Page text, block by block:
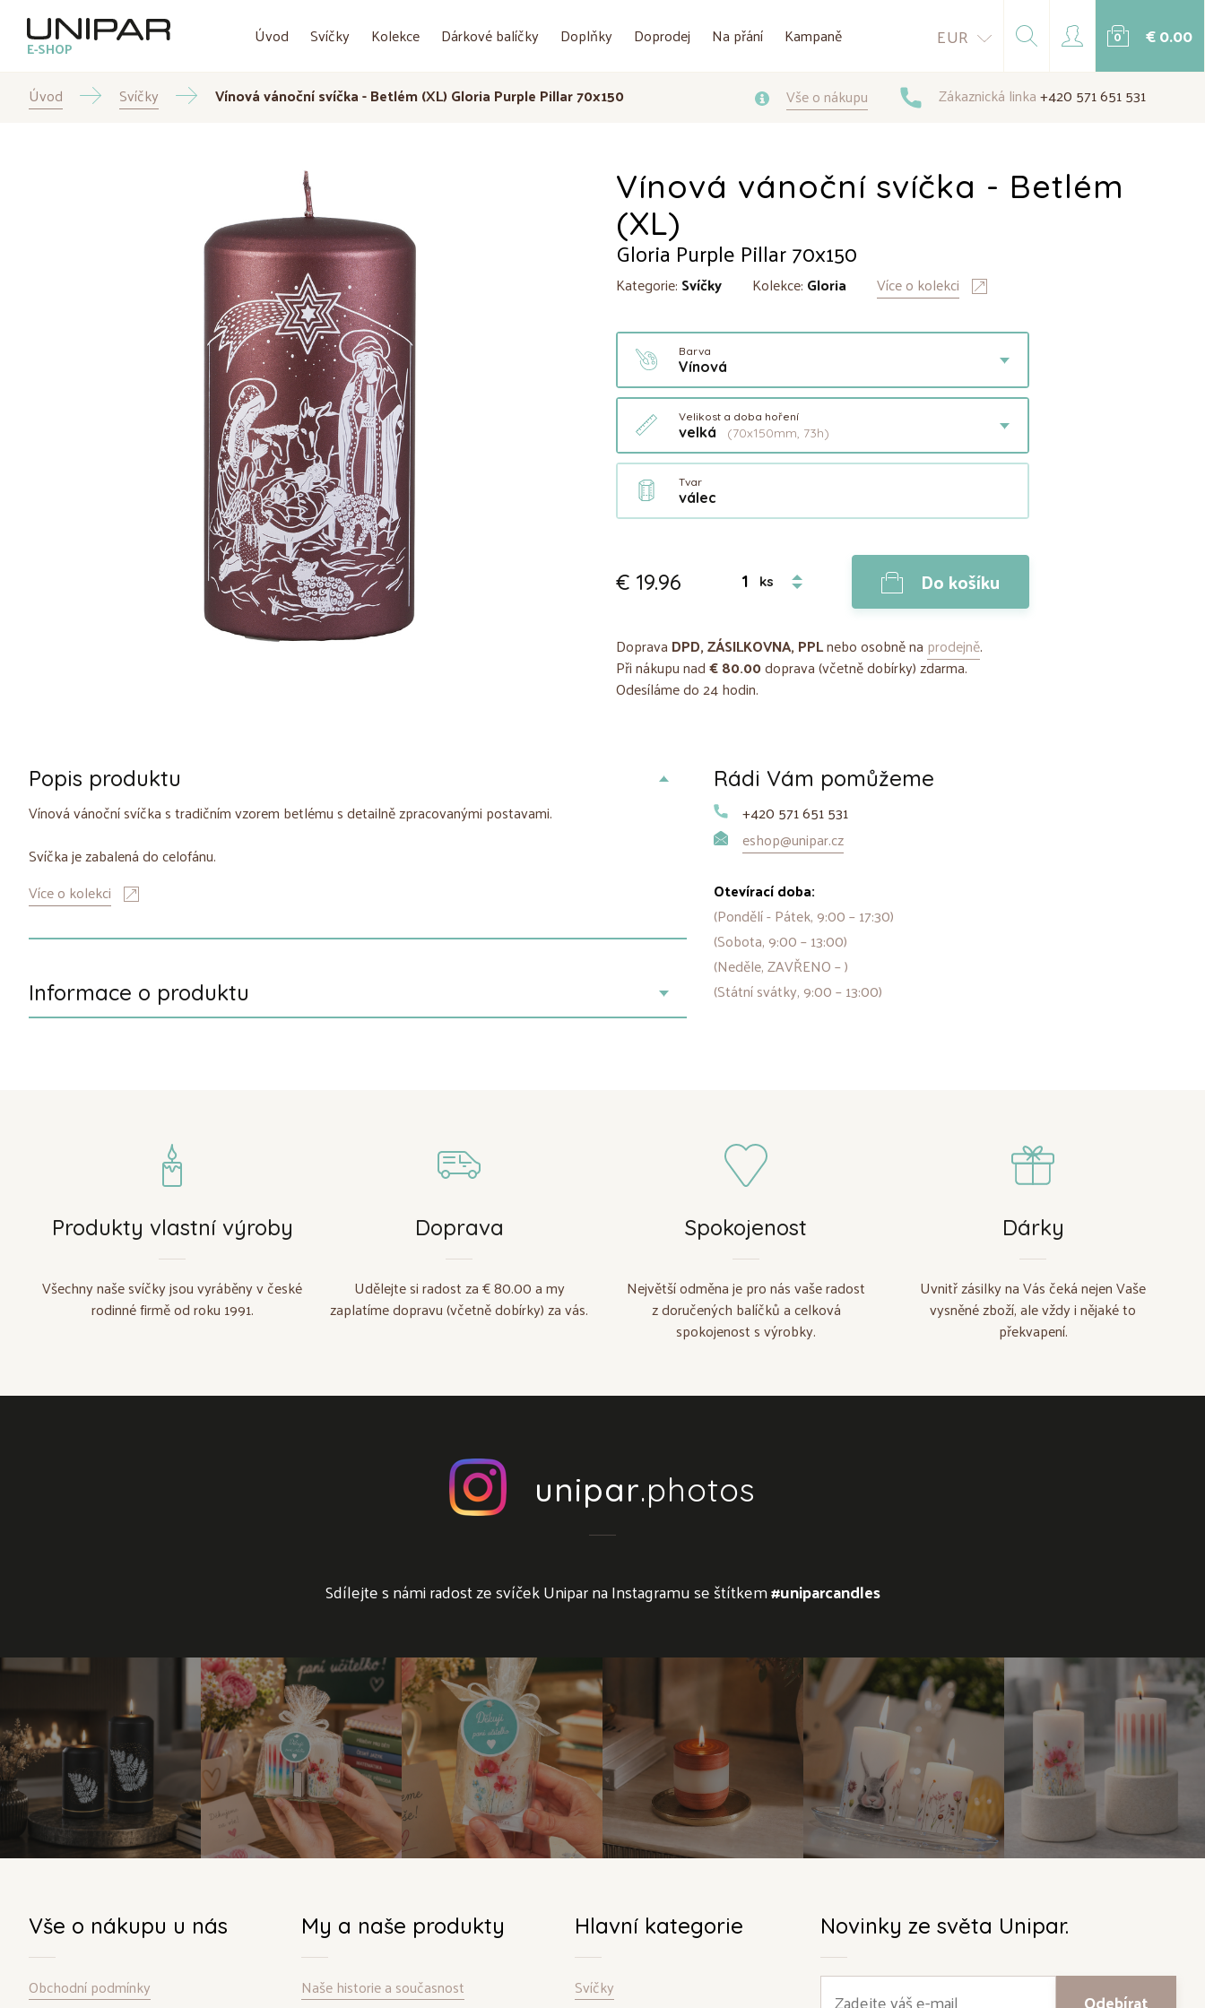
E-SHOP Úvod Svíčky Kolekce Dárkové balíčky Doplňky Doprodej Na přání Kampaně EUR 0 € 0.00
Úvod Svíčky Vínová vánoční svíčka - Betlém (XL) Gloria Purple Pillar 70x150 Vše o nákupu Zákaznická linka+420 571 651 531
Vínová vánoční svíčka - Betlém
(XL)
Gloria Purple Pillar 70x150
Kategorie: Svíčky Kolekce: Gloria Více o kolekci
Barva
Vínová
Velikost a doba hoření
velká (70x150mm, 73h)
Tvar
válec
€ 19.96 ks Do košíku
Doprava DPD, ZÁSILKOVNA, PPLnebo osobně na prodejně.
Při nákupu nad€ 80.00doprava (včetně dobírky) zdarma.
Odesíláme do 24 hodin.
Popis produktu
Vínová vánoční svíčka s tradičním vzorem betlému s detailně zpracovanými postavami.
Svíčka je zabalená do celofánu.
Více o kolekci
Informace o produktu
Rádi Vám pomůžeme
+420 571 651 531
eshop@unipar.cz
Otevírací doba:
(Pondělí - Pátek, 9:00 – 17:30)
(Sobota, 9:00 – 13:00)
(Neděle, ZAVŘENO – )
(Státní svátky, 9:00 – 13:00)
Produkty vlastní výroby
Všechny naše svíčky jsou vyráběny v české
rodinné firmě od roku 1991.
Doprava
Udělejte si radost za € 80.00 a my
zaplatíme dopravu (včetně dobírky) za vás.
Spokojenost
Největší odměna je pro nás vaše radost
z doručených balíčků a celková
spokojenost s výrobky.
Dárky
Uvnitř zásilky na Vás čeká nejen Vaše
vysněné zboží, ale vždy i nějaké to
překvapení.
unipar.photos
Sdílejte s námi radost ze svíček Unipar na Instagramu se štítkem#uniparcandles
Vše o nákupu u nás
Obchodní podmínky
My a naše produkty
Naše historie a současnost
Hlavní kategorie
Svíčky
Novinky ze světa Unipar.